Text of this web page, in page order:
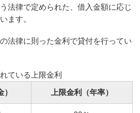
法律で定められた、借入金額に応じ
ます。
法律に則った金利で貸付を行ってい
ている上限金利
上限金利（年率）